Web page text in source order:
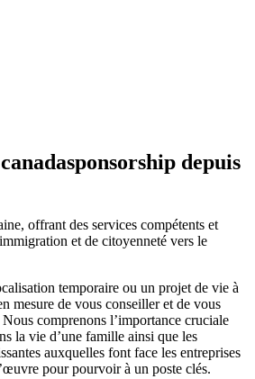
depuis
offrant des services compétents et
et de citoyenneté vers le
temporaire ou un projet de vie à
mesure de vous conseiller et de vous
comprenons l’importance cruciale
la vie d’une famille ainsi que les
auxquelles font face les entreprises
pour pourvoir à un poste clés.